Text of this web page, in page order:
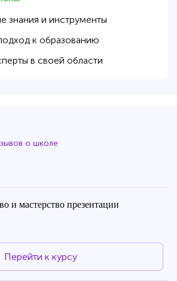
знания и инструменты
к образованию
в своей области
о школе
и мастерство презентации
Перейти к курсу